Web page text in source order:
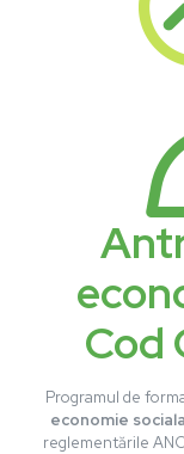
Cod
Programul de
economie sociala
reglementările